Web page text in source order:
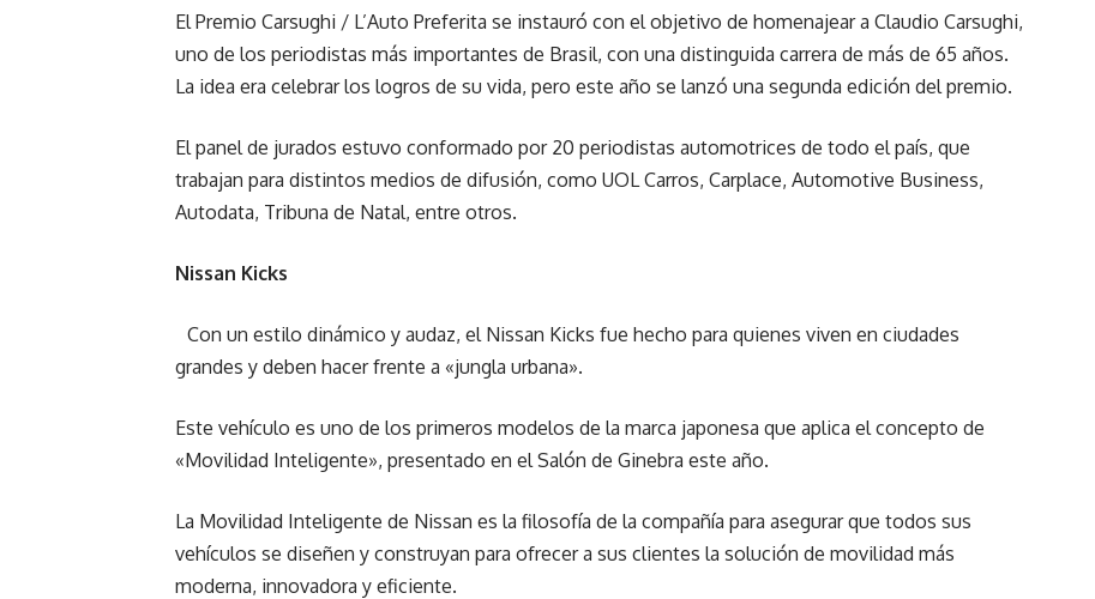
El Premio Carsughi / L’Auto Preferita se instauró con el objetivo de homenajear a Claudio Carsughi,
uno de los periodistas más importantes de Brasil, con una distinguida carrera de más de 65 años.
La idea era celebrar los logros de su vida, pero este año se lanzó una segunda edición del premio.
El panel de jurados estuvo conformado por 20 periodistas automotrices de todo el país, que
trabajan para distintos medios de difusión, como UOL Carros, Carplace, Automotive Business,
Autodata, Tribuna de Natal, entre otros.
Nissan Kicks
Con un estilo dinámico y audaz, el Nissan Kicks fue hecho para quienes viven en ciudades
grandes y deben hacer frente a «jungla urbana».
Este vehículo es uno de los primeros modelos de la marca japonesa que aplica el concepto de
«Movilidad Inteligente», presentado en el Salón de Ginebra este año.
La Movilidad Inteligente de Nissan es la filosofía de la compañía para asegurar que todos sus
vehículos se diseñen y construyan para ofrecer a sus clientes la solución de movilidad más
moderna, innovadora y eficiente.